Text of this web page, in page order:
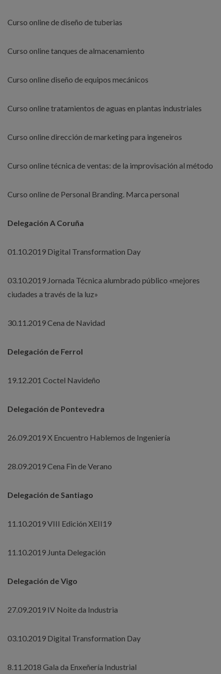
Curso online de diseño de tuberias
Curso online tanques de almacenamiento
Curso online diseño de equipos mecánicos
Curso online tratamientos de aguas en plantas industriales
Curso online dirección de marketing para ingeneiros
Curso online técnica de ventas: de la improvisación al método
Curso online de Personal Branding. Marca personal
Delegación A Coruña
01.10.2019 Digital Transformation Day
03.10.2019 Jornada Técnica alumbrado público «mejores
ciudades a través de la luz»
30.11.2019 Cena de Navidad
Delegación de Ferrol
19.12.201 Coctel Navideño
Delegación de Pontevedra
26.09.2019 X Encuentro Hablemos de Ingeniería
28.09.2019 Cena Fin de Verano
Delegación de Santiago
11.10.2019 VIII Edición XEII19
11.10.2019 Junta Delegación
Delegación de Vigo
27.09.2019 IV Noite da Industria
03.10.2019 Digital Transformation Day
8.11.2018 Gala da Enxeñería Industrial